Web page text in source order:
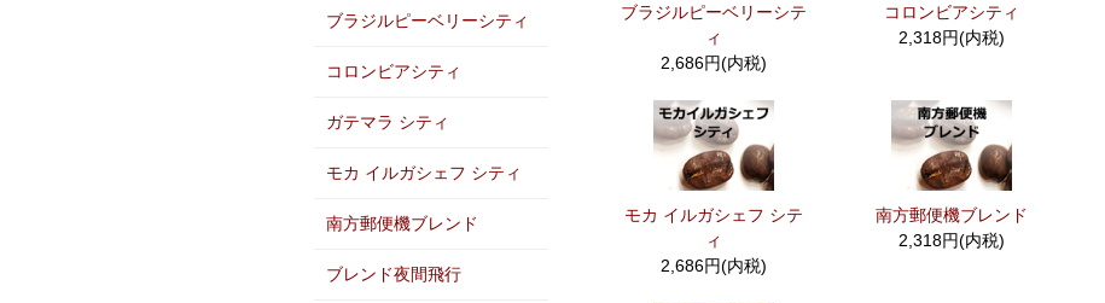
ブラジルピーベリーシテ
ィ
2,686円(内税)
コロンビアシティ
2,318円(内税)
モカ イルガシェフ シテ
ィ
2,686円(内税)
南方郵便機ブレンド
2,318円(内税)
ブラジルピーベリーシティ
コロンビアシティ
ガテマラ シティ
モカ イルガシェフ シティ
南方郵便機ブレンド
ブレンド夜間飛行